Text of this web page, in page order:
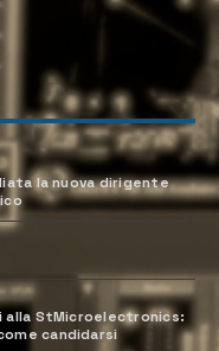
la nuova dirigente
alla StMicroelectronics:
candidarsi